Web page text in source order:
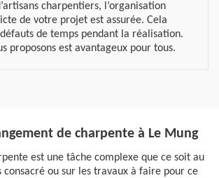
charpentiers, l’organisation
de votre projet est assurée. Cela
de temps pendant la réalisation.
proposons est avantageux pour tous.
de charpente à Le Mung
est une tâche complexe que ce soit au
consacré ou sur les travaux à faire pour ce